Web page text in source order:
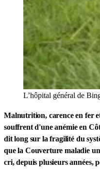
L’hôpital général de
Malnutrition, carence en fer
souffrent d'une anémie en
dit long sur la fragilité du
que la Couverture maladie
cri, depuis plusieurs années,